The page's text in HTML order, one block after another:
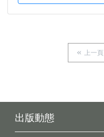
上一頁
出版動態